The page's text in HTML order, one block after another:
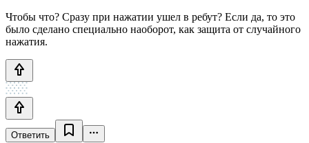
Чтобы что? Сразу при нажатии ушел в ребут? Если да, то это
было сделано специально наоборот, как защита от случайного
нажатия.
Ответить